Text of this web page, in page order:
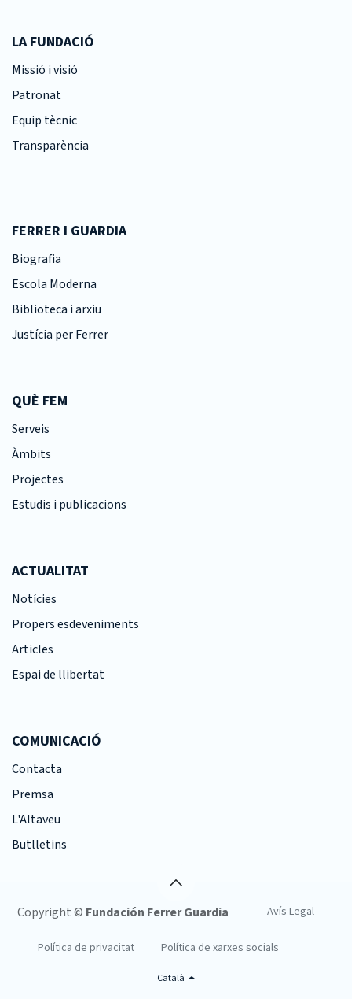
LA FUNDACIÓ
Missió i visió
Patronat
Equip tècnic
Transparència
FERRER I GUARDIA
Biografia
Escola Moderna
Biblioteca i arxiu
Justícia per Ferrer
QUÈ FEM
Serveis
Àmbits
Projectes
Estudis i publicacions
ACTUALITAT
Notícies
Propers esdeveniments
Articles
Espai de llibertat
COMUNICACIÓ
Contacta
Premsa
L'Altaveu
Butlletins
Copyright © Fundación Ferrer Guardia Avís Legal
Política de privacitat Política de xarxes socials
Català